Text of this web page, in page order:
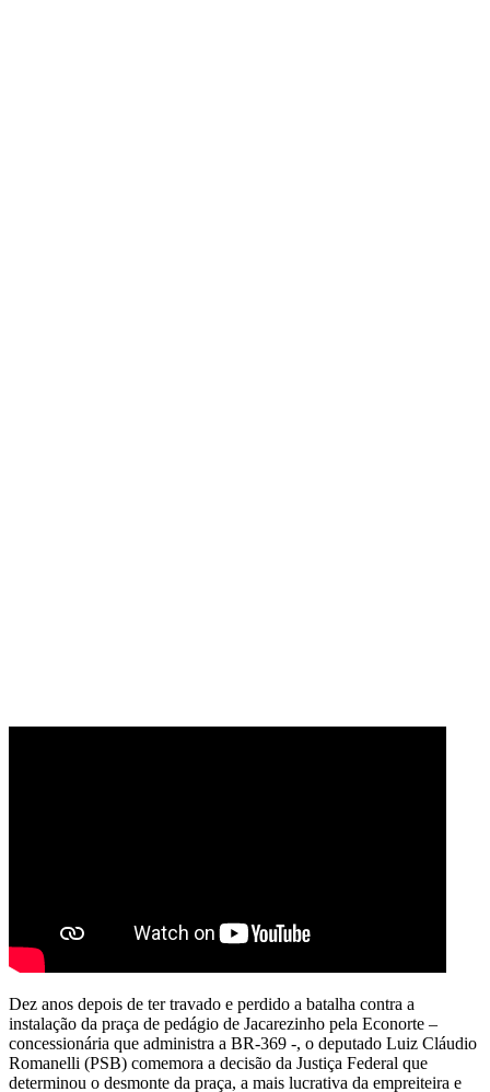
Dez anos depois de ter travado e perdido a batalha contra a
instalação da praça de pedágio de Jacarezinho pela Econorte –
concessionária que administra a BR-369 -, o deputado Luiz Cláudio
Romanelli (PSB) comemora a decisão da Justiça Federal que
determinou o desmonte da praça, a mais lucrativa da empreiteira e